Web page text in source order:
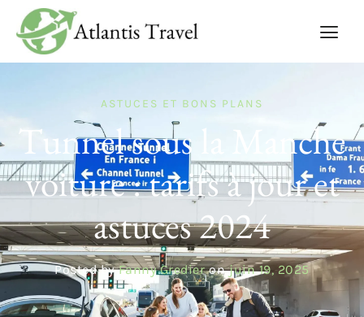
ASTUCES ET BONS PLANS
Tunnel sous la Manche
voiture : tarifs à jour et
astuces 2024
Posted by Fanny Gredier on juin 19, 2025